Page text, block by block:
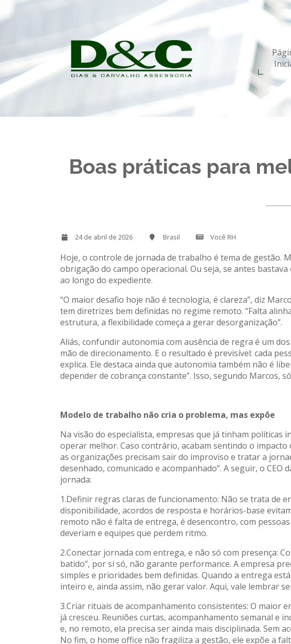
Boas práticas para
24 de abril de 2026 Brasil Você RH
Hoje, o controle de jornada de trabalho é tema de gestão.
obrigação do campo operacional. Ou seja, se antes
ao longo do expediente.
“O maior desafio hoje não é tecnologia, é clareza”, diz
tem diretrizes bem definidas no regime remoto. “Falta
estrutura, a flexibilidade começa a gerar desorganização”.
Aliás, confundir autonomia com ausência de regra é um
mão de direcionamento. E o resultado é previsível: cada
explica. Ele destaca ainda que autonomia também não é
depender de cobrança constante”. Isso, segundo Marcos,
Modelo de trabalho não cria o problema, mas expõe
Na visão do especialista, empresas que já tinham políticas
operar melhor. Caso contrário, acabam sentindo o
as organizações precisam sair do improviso e tratar a
desenhado, comunicado e acompanhado”. A seguir, o
jornada:
1.Definir regras claras de funcionamento: Não se trata de
disponibilidade, acordos de resposta e horários-base
remoto não é falta de entrega, é desencontro, com
deveriam e equipes que perdem ritmo.
2.Conectar jornada com entrega, e não só com presença:
batido”, por si só, não garante performance. A empresa
simples e prioridades bem definidas. Quando a entrega
inteiro e, ainda assim, não gerar valor. Aqui, vale lembrar
3.Criar rituais de acompanhamento consistentes: O maior
já cresceu. Reuniões curtas, acompanhamento semanal e
e, no remoto, ela precisa ser ainda mais disciplinada. Sem
No fim, o home office não fragiliza a gestão, ele expõe a